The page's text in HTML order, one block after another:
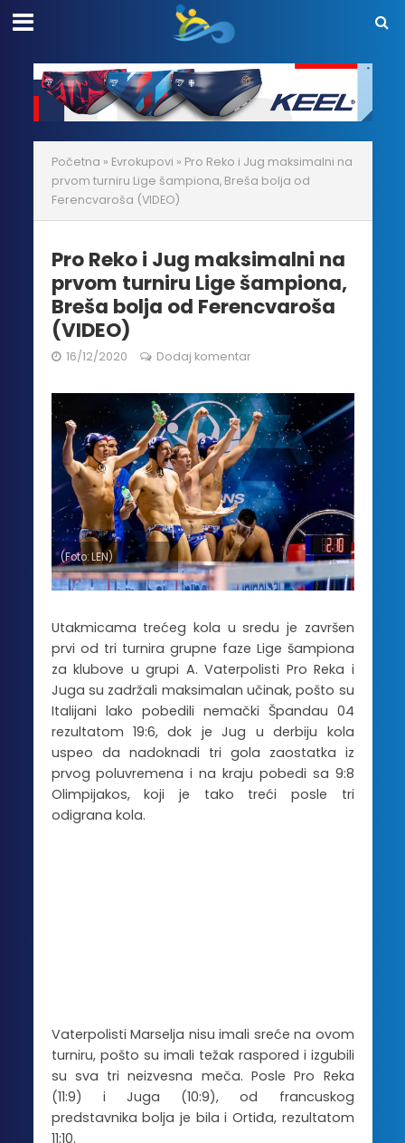
Početna » Evrokupovi » Pro Reko i Jug maksimalni na
prvom turniru Lige šampiona, Breša bolja od
Ferencvaroša (VIDEO)
Pro Reko i Jug maksimalni na
prvom turniru Lige šampiona,
Breša bolja od Ferencvaroša
(VIDEO)
16/12/2020 Dodaj komentar
(Foto: LEN)
Utakmicama trećeg kola u sredu je završen
prvi od tri turnira grupne faze Lige šampiona
za klubove u grupi A. Vaterpolisti Pro Reka i
Juga su zadržali maksimalan učinak, pošto su
Italijani lako pobedili nemački Špandau 04
rezultatom 19:6, dok je Jug u derbiju kola
uspeo da nadoknadi tri gola zaostatka iz
prvog poluvremena i na kraju pobedi sa 9:8
Olimpijakos, koji je tako treći posle tri
odigrana kola.
Vaterpolisti Marselja nisu imali sreće na ovom
turniru, pošto su imali težak raspored i izgubili
su sva tri neizvesna meča. Posle Pro Reka
(11:9) i Juga (10:9), od francuskog
predstavnika bolja je bila i Ortiđa, rezultatom
11:10.